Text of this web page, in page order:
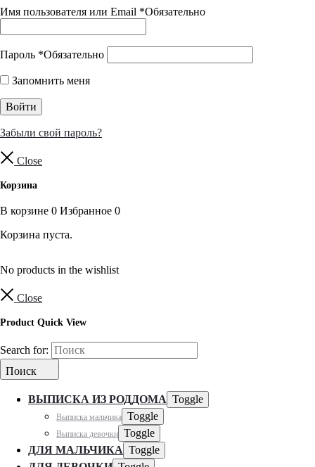
Имя пользователя или Email *Обязательно
Пароль *Обязательно
Запомнить меня
Войти
Забыли свой пароль?
Close
Корзина
В корзине 0 Избранное 0
Корзина пуста.
No products in the wishlist
Close
Product Quick View
Search for:
Поиск
ВЫПИСКА ИЗ РОДДОМА Toggle
Выписка мальчика Toggle
Выписка девочки Toggle
ДЛЯ МАЛЬЧИКА Toggle